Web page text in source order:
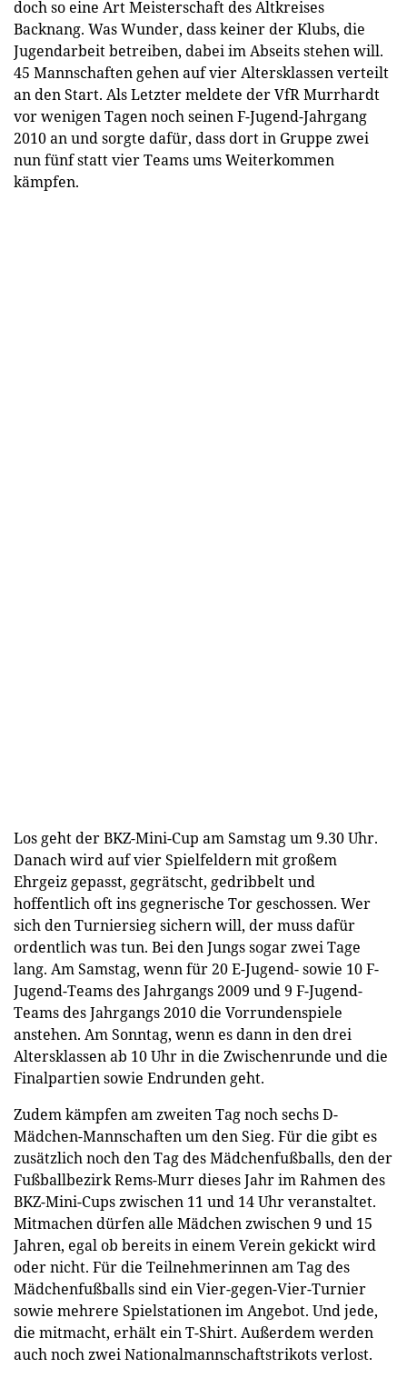
doch so eine Art Meisterschaft des Altkreises
Backnang. Was Wunder, dass keiner der Klubs, die
Jugendarbeit betreiben, dabei im Abseits stehen will.
45 Mannschaften gehen auf vier Altersklassen verteilt
an den Start. Als Letzter meldete der VfR Murrhardt
vor wenigen Tagen noch seinen F-Jugend-Jahrgang
2010 an und sorgte dafür, dass dort in Gruppe zwei
nun fünf statt vier Teams ums Weiterkommen
kämpfen.
Los geht der BKZ-Mini-Cup am Samstag um 9.30 Uhr.
Danach wird auf vier Spielfeldern mit großem
Ehrgeiz gepasst, gegrätscht, gedribbelt und
hoffentlich oft ins gegnerische Tor geschossen. Wer
sich den Turniersieg sichern will, der muss dafür
ordentlich was tun. Bei den Jungs sogar zwei Tage
lang. Am Samstag, wenn für 20 E-Jugend- sowie 10 F-
Jugend-Teams des Jahrgangs 2009 und 9 F-Jugend-
Teams des Jahrgangs 2010 die Vorrundenspiele
anstehen. Am Sonntag, wenn es dann in den drei
Altersklassen ab 10 Uhr in die Zwischenrunde und die
Finalpartien sowie Endrunden geht.
Zudem kämpfen am zweiten Tag noch sechs D-
Mädchen-Mannschaften um den Sieg. Für die gibt es
zusätzlich noch den Tag des Mädchenfußballs, den der
Fußballbezirk Rems-Murr dieses Jahr im Rahmen des
BKZ-Mini-Cups zwischen 11 und 14 Uhr veranstaltet.
Mitmachen dürfen alle Mädchen zwischen 9 und 15
Jahren, egal ob bereits in einem Verein gekickt wird
oder nicht. Für die Teilnehmerinnen am Tag des
Mädchenfußballs sind ein Vier-gegen-Vier-Turnier
sowie mehrere Spielstationen im Angebot. Und jede,
die mitmacht, erhält ein T-Shirt. Außerdem werden
auch noch zwei Nationalmannschaftstrikots verlost.